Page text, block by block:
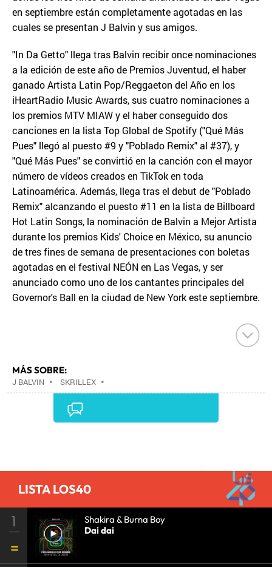
en septiembre están completamente agotadas en las
cuales se presentan J Balvin y sus amigos.
"In Da Getto" llega tras Balvin recibir once nominaciones
a la edición de este año de Premios Juventud, el haber
ganado Artista Latin Pop/Reggaeton del Año en los
iHeartRadio Music Awards, sus cuatro nominaciones a
los premios MTV MIAW y el haber conseguido dos
canciones en la lista Top Global de Spotify ("Qué Más
Pues" llegó al puesto #9 y "Poblado Remix" al #37), y
"Qué Más Pues" se convirtió en la canción con el mayor
número de vídeos creados en TikTok en toda
Latinoamérica. Además, llega tras el debut de "Poblado
Remix" alcanzando el puesto #11 en la lista de Billboard
Hot Latin Songs, la nominación de Balvin a Mejor Artista
durante los premios Kids' Choice en México, su anuncio
de tres fines de semana de presentaciones con boletas
agotadas en el festival NEÓN en Las Vegas, y ser
anunciado como uno de los cantantes principales del
Governor's Ball en la ciudad de New York este septiembre.
MÁS SOBRE:
J BALVIN • SKRILLEX •
LISTA LOS40
1
Shakira & Burna Boy
Dai dai